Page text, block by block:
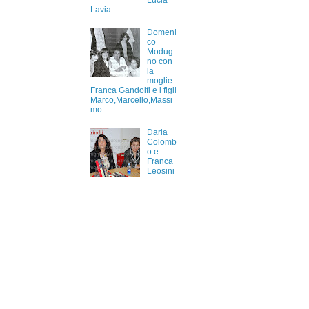
Lavia
Domeni
co
Modug
no con
la
moglie
Franca Gandolfi e i figli
Marco,Marcello,Massi
mo
Daria
Colomb
o e
Franca
Leosini